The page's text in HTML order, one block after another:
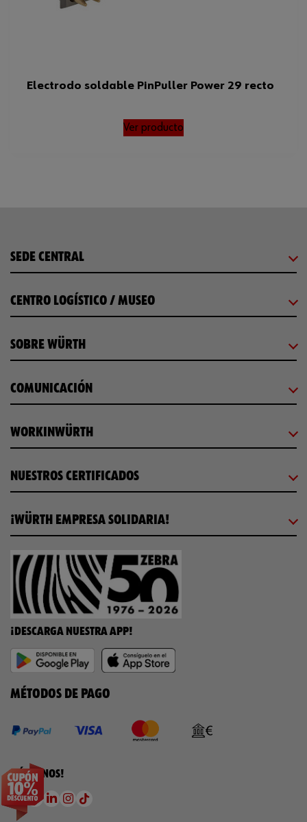
Electrodo soldable PinPuller Power 29 recto
Ver producto
SEDE CENTRAL
CENTRO LOGÍSTICO / MUSEO
SOBRE WÜRTH
COMUNICACIÓN
WORKINWÜRTH
NUESTROS CERTIFICADOS
¡WÜRTH EMPRESA SOLIDARIA!
¡DESCARGA NUESTRA APP!
MÉTODOS DE PAGO
¡SÍGUENOS!